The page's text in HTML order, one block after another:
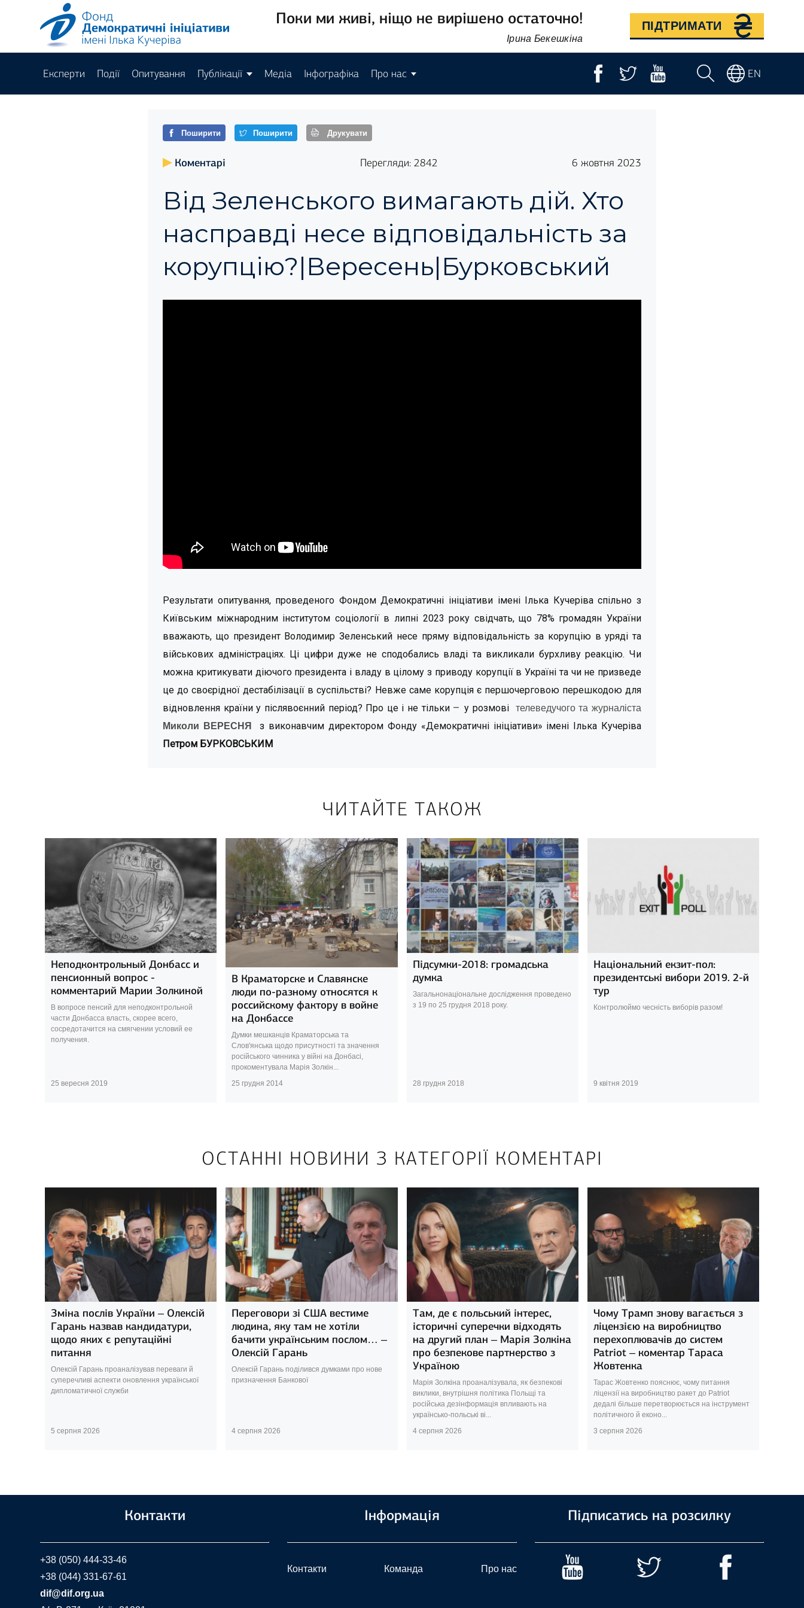
Поки ми живі, ніщо не вирішено остаточно!
Ірина Бекешкіна
ПІДТРИМАТИ
Експерти Події Опитування Публікації Медіа Інфографіка Про нас EN
Поширити Поширити Друкувати
Коментарі Перегляди: 2842 6 жовтня 2023
Від Зеленського вимагають дій. Хто
насправді несе відповідальність за
корупцію?|Вересень|Бурковський
Результати опитування, проведеного Фондом Демократичні ініціативи імені Ілька Кучеріва спільно з
Київським міжнародним інститутом соціології в липні 2023 року свідчать, що 78% громадян України
вважають, що президент Володимир Зеленський несе пряму відповідальність за корупцію в уряді та
військових адміністраціях. Ці цифри дуже не сподобались владі та викликали бурхливу реакцію. Чи
можна критикувати діючого президента і владу в цілому з приводу корупції в Україні та чи не призведе
це до своєрідної дестабілізації в суспільстві? Невже саме корупція є першочерговою перешкодою для
відновлення країни у післявоєнний період? Про це і не тільки – у розмові телеведучого та журналіста
Миколи ВЕРЕСНЯ
з виконавчим директором Фонду «Демократичні ініціативи» імені Ілька Кучеріва
Петром БУРКОВСЬКИМ
ЧИТАЙТЕ ТАКОЖ
Неподконтрольный Донбасс и
пенсионный вопрос -
комментарий Марии Золкиной
В вопросе пенсий для неподконтрольной
части Донбасса власть, скорее всего,
сосредотачится на смягчении условий ее
получения.
25 вересня 2019
В Краматорске и Славянске
люди по-разному относятся к
российскому фактору в войне
на Донбассе
Думки мешканців Краматорська та
Слов'янська щодо присутності та значення
російського чинника у війні на Донбасі,
прокоментувала Марія Золкін...
25 грудня 2014
Підсумки-2018: громадська
думка
Загальнонаціональне дослідження проведено
з 19 по 25 грудня 2018 року.
28 грудня 2018
Національний екзит-пол:
президентські вибори 2019. 2-й
тур
Контролюймо чесність виборів разом!
9 квітня 2019
ОСТАННІ НОВИНИ З КАТЕГОРІЇ КОМЕНТАРІ
Зміна послів України – Олексій
Гарань назвав кандидатури,
щодо яких є репутаційні
питання
Олексій Гарань проаналізував переваги й
суперечливі аспекти оновлення української
дипломатичної служби
5 серпня 2026
Переговори зі США вестиме
людина, яку там не хотіли
бачити українським послом… –
Олексій Гарань
Олексій Гарань поділився думками про нове
призначення Банкової
4 серпня 2026
Там, де є польський інтерес,
історичні суперечки відходять
на другий план – Марія Золкіна
про безпекове партнерство з
Україною
Марія Золкіна проаналізувала, як безпекові
виклики, внутрішня політика Польщі та
російська дезінформація впливають на
українсько-польські ві...
4 серпня 2026
Чому Трамп знову вагається з
ліцензією на виробництво
перехоплювачів до систем
Patriot – коментар Тараса
Жовтенка
Тарас Жовтенко пояснює, чому питання
ліцензії на виробництво ракет до Patriot
дедалі більше перетворюється на інструмент
політичного й еконо...
3 серпня 2026
Контакти
+38 (050) 444-33-46
+38 (044) 331-67-61
dif@dif.org.ua
Інформація
Контакти Команда Про нас
Підписатись на розсилку